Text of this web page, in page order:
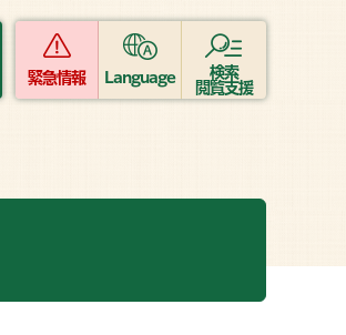
緊急情報 Language
検索
閲覧支援